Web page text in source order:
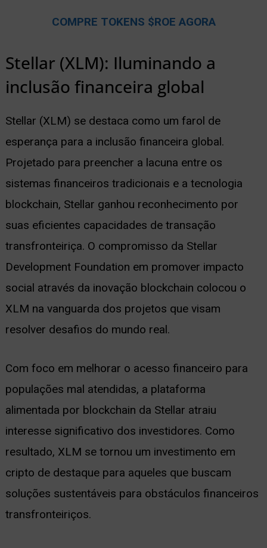
COMPRE TOKENS $ROE AGORA
Stellar (XLM): Iluminando a
inclusão financeira global
Stellar (XLM) se destaca como um farol de
esperança para a inclusão financeira global.
Projetado para preencher a lacuna entre os
sistemas financeiros tradicionais e a tecnologia
blockchain, Stellar ganhou reconhecimento por
suas eficientes capacidades de transação
transfronteiriça. O compromisso da Stellar
Development Foundation em promover impacto
social através da inovação blockchain colocou o
XLM na vanguarda dos projetos que visam
resolver desafios do mundo real.
Com foco em melhorar o acesso financeiro para
populações mal atendidas, a plataforma
alimentada por blockchain da Stellar atraiu
interesse significativo dos investidores. Como
resultado, XLM se tornou um investimento em
cripto de destaque para aqueles que buscam
soluções sustentáveis para obstáculos financeiros
transfronteiriços.